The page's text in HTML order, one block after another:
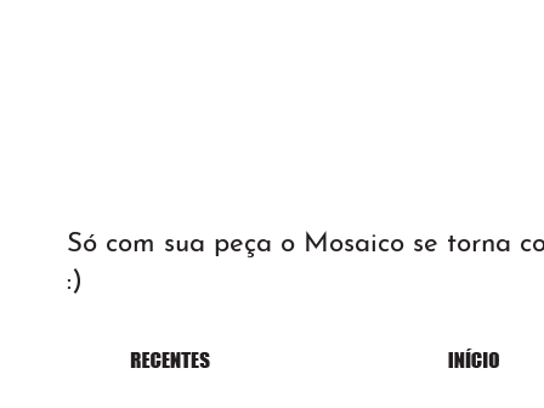
Só com sua peça o Mosaico se torna
:)